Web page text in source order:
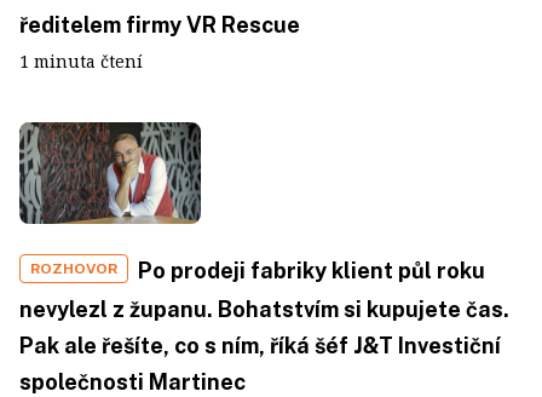
ředitelem firmy VR Rescue
1 minuta čtení
ROZHOVOR
Po prodeji fabriky klient půl roku
nevylezl z županu. Bohatstvím si kupujete čas.
Pak ale řešíte, co s ním, říká šéf J&T Investiční
společnosti Martinec